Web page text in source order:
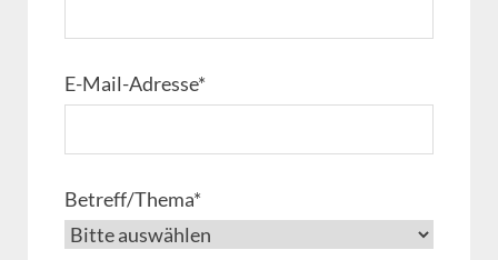
E-Mail-Adresse*
Betreff/Thema*